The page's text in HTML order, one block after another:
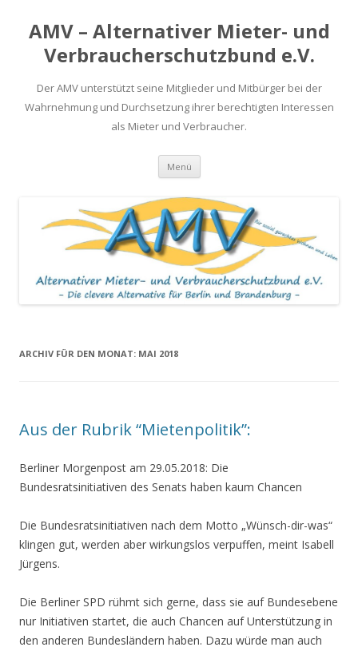
AMV – Alternativer Mieter- und
Verbraucherschutzbund e.V.
Der AMV unterstützt seine Mitglieder und Mitbürger bei der
Wahrnehmung und Durchsetzung ihrer berechtigten Interessen
als Mieter und Verbraucher.
Menü Springe
Inhalt
ARCHIV FÜR DEN MONAT: MAI 2018
Aus der Rubrik “Mietenpolitik”:
Berliner Morgenpost am 29.05.2018: Die
Bundesratsinitiativen des Senats haben kaum Chancen
Die Bundesratsinitiativen nach dem Motto „Wünsch-dir-was“
klingen gut, werden aber wirkungslos verpuffen, meint Isabell
Jürgens.
Die Berliner SPD rühmt sich gerne, dass sie auf Bundesebene
nur Initiativen startet, die auch Chancen auf Unterstützung in
den anderen Bundesländern haben. Dazu würde man auch